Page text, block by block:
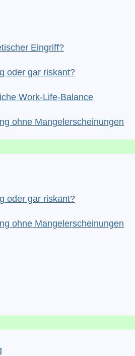
Eingriff?
oder gar riskant?
Work-Life-Balance
ohne Mangelerscheinungen
oder gar riskant?
ohne Mangelerscheinungen